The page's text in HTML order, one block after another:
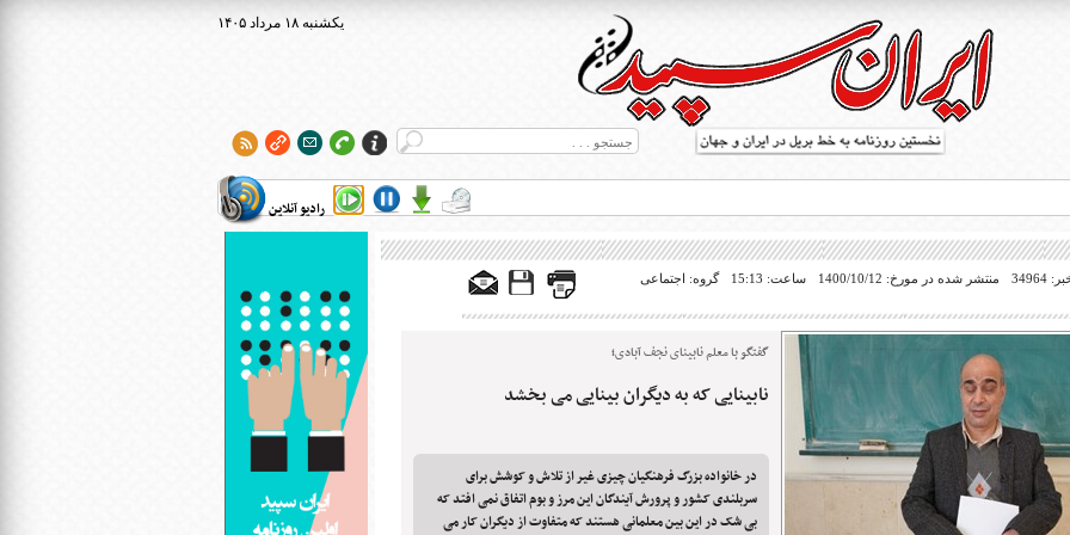
۱۴۰۵ يکشنبه ۱۸ مرداد
رادیو آنلاین
بریل در جهان
منتشر شده در مورخ: 1400/10/12 ساعت: 15:13 گروه: اجتماعی
گفتگو با معلم نابینای نجف آبادی؛
نابینایی که به دیگران بینایی می بخشد
در خانواده بزرگ فرهنگیان چیزی غیر از تلاش و کوشش برای
سربلندی کشور و پرورش آیندگان این مرز و بوم اتفاق نمی افتد که
بی شک در این بین معلمانی هستند که متفاوت از دیگران کار می